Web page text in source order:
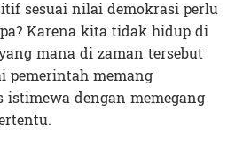
sesuai nilai demokrasi perlu
Karena kita tidak hidup di
mana di zaman tersebut
pemerintah memang
dengan memegang